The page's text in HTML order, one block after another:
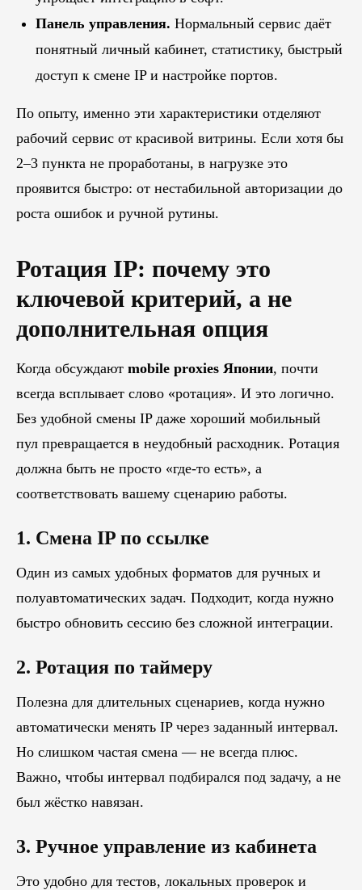
Панель управления. Нормальный сервис даёт
понятный личный кабинет, статистику, быстрый
доступ к смене IP и настройке портов.
По опыту, именно эти характеристики отделяют
рабочий сервис от красивой витрины. Если хотя бы
2–3 пункта не проработаны, в нагрузке это
проявится быстро: от нестабильной авторизации до
роста ошибок и ручной рутины.
Ротация IP: почему это
ключевой критерий, а не
дополнительная опция
Когда обсуждают mobile proxies Японии, почти
всегда всплывает слово «ротация». И это логично.
Без удобной смены IP даже хороший мобильный
пул превращается в неудобный расходник. Ротация
должна быть не просто «где-то есть», а
соответствовать вашему сценарию работы.
1. Смена IP по ссылке
Один из самых удобных форматов для ручных и
полуавтоматических задач. Подходит, когда нужно
быстро обновить сессию без сложной интеграции.
2. Ротация по таймеру
Полезна для длительных сценариев, когда нужно
автоматически менять IP через заданный интервал.
Но слишком частая смена — не всегда плюс.
Важно, чтобы интервал подбирался под задачу, а не
был жёстко навязан.
3. Ручное управление из кабинета
Это удобно для тестов, локальных проверок и